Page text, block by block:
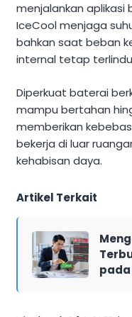
menjalankan aplikasi
IceCool menjaga
bahkan saat beban
internal tetap
Diperkuat baterai
mampu bertahan
memberikan
bekerja di luar
kehabisan daya.
Artikel Terkait
pada